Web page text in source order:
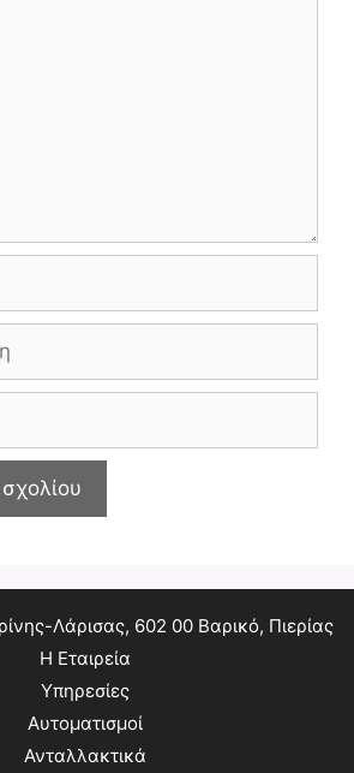
Λάρισας, 602 00 Βαρικό, Πιερίας
Η Εταιρεία
Υπηρεσίες
Αυτοματισμοί
Ανταλλακτικά